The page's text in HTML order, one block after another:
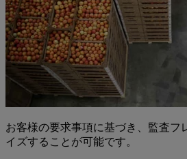
お客様の要求事項に基づき、監査フ
イズすることが可能です。